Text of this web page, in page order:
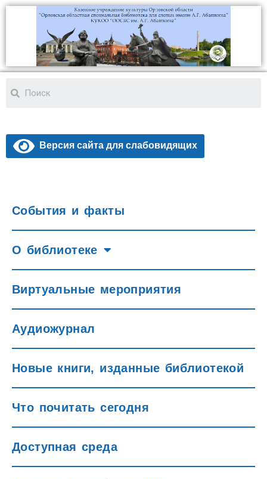
Версия сайта для слабовидящих
События и факты
О библиотеке
Виртуальные мероприятия
Аудиожурнал
Новые книги, изданные библиотекой
Что почитать сегодня
Доступная среда